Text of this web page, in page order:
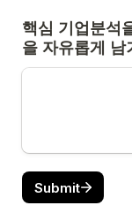
핵심 기업분석
을 자유롭게 남
Submit